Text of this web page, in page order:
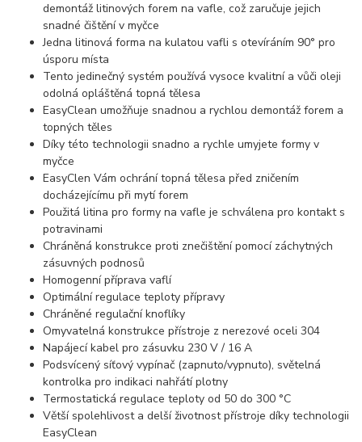
demontáž litinových forem na vafle, což zaručuje jejich
snadné čištění v myčce
Jedna litinová forma na kulatou vafli s otevíráním 90° pro
úsporu místa
Tento jedinečný systém používá vysoce kvalitní a vůči oleji
odolná opláštěná topná tělesa
EasyClean umožňuje snadnou a rychlou demontáž forem a
topných těles
Díky této technologii snadno a rychle umyjete formy v
myčce
EasyClen Vám ochrání topná tělesa před zničením
docházejícímu při mytí forem
Použitá litina pro formy na vafle je schválena pro kontakt s
potravinami
Chráněná konstrukce proti znečištění pomocí záchytných
zásuvných podnosů
Homogenní příprava vaflí
Optimální regulace teploty přípravy
Chráněné regulační knoflíky
Omyvatelná konstrukce přístroje z nerezové oceli 304
Napájecí kabel pro zásuvku 230 V / 16 A
Podsvícený síťový vypínač (zapnuto/vypnuto), světelná
kontrolka pro indikaci nahřátí plotny
Termostatická regulace teploty od 50 do 300 °C
Větší spolehlivost a delší životnost přístroje díky technologii
EasyClean